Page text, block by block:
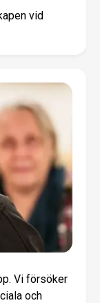
vid
Vi försöker
och